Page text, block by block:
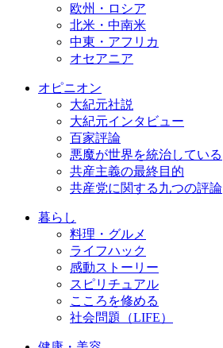
欧州・ロシア
北米・中南米
中東・アフリカ
オセアニア
オピニオン
大紀元社説
大紀元インタビュー
百家評論
悪魔が世界を統治している
共産主義の最終目的
共産党に関する九つの評論
暮らし
料理・グルメ
ライフハック
感動ストーリー
スピリチュアル
こころを修める
社会問題（LIFE）